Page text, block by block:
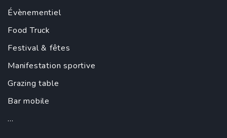
Évènementiel
Food Truck
Festival & fêtes
Manifestation sportive
Grazing table
Bar mobile
...